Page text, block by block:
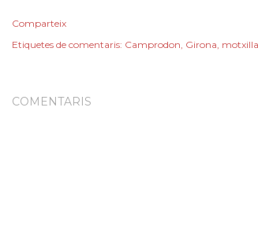
Comparteix
Etiquetes de comentaris: Camprodon Girona motxilla
COMENTARIS